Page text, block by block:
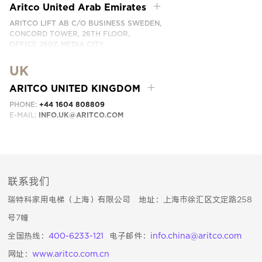
EMAIL:INFO.SEA@ARITCO.COM
Aritco United Arab Emirates
ARITCO LIFT AB C/O BUSINESS SWEDEN,
CONCORD TOWER, 26TH FLOOR,
OFFICE 2607, MEDIA CITY
EMAIL:
UK
ARITCO UNITED KINGDOM
PHONE: +44 1604 808809
E-MAIL: INFO.UK@ARITCO.COM
联系我们
瑞特科家用电梯（上海）有限公司 地址：上海市徐汇区文定路258
号7幢
全国热线：400-6233-121 电子邮件： info.china@aritco.com
网址：www.aritco.com.cn